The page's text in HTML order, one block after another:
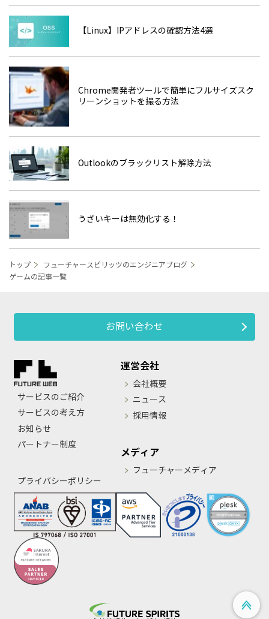
【Linux】IPアドレスの確認方法4選
Chrome開発者ツールで簡単にフルサイズスク
リーンショットを撮る方法
Outlookのブラックリスト解除方法
うざいキーは無効化する！
トップ
フューチャースピリッツのエンジニアブログ
ゲームの記事一覧
お問い合わせ
サービスのご紹介
サービスの考え方
お知らせ
パートナー制度
プライバシーポリシー
運営会社
会社概要
ニュース
採用情報
メディア
フューチャーメディア